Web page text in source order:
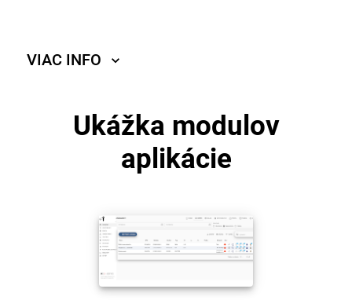
VIAC INFO
Ukážka modulov
aplikácie